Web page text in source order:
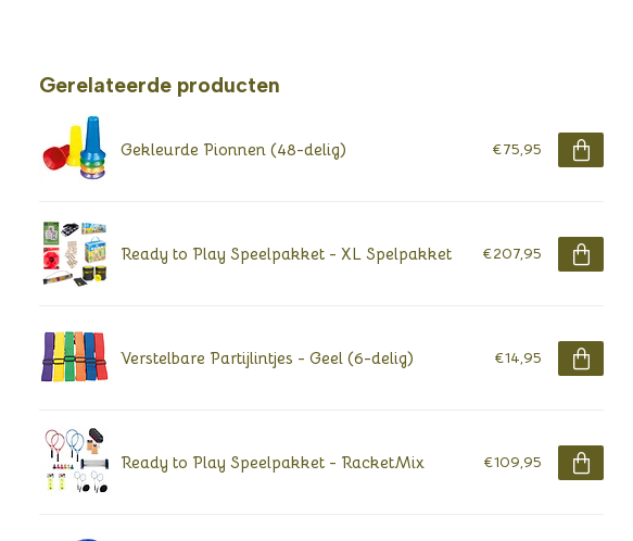
Gerelateerde producten
Gekleurde Pionnen (48-delig) €75,95
Ready to Play Speelpakket - XL Spelpakket €207,95
Verstelbare Partijlintjes - Geel (6-delig) €14,95
Ready to Play Speelpakket - RacketMix €109,95